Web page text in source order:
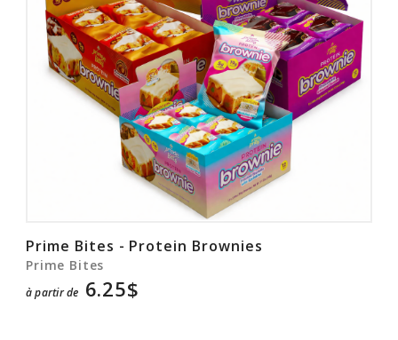
Prime Bites - Protein Brownies
Prime Bites
à partir de 6.25$